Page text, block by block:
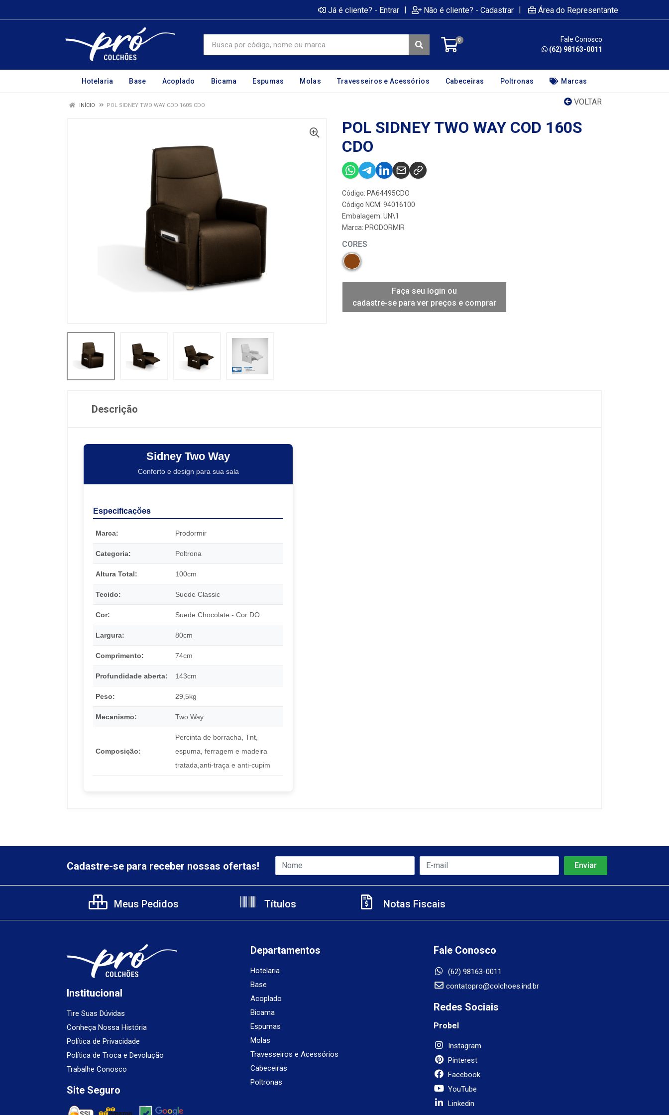
Já é cliente? - Entrar | Não é cliente? - Cadastrar | Área do Representante
0
Fale Conosco
(62) 98163-0011
Hotelaria Base Acoplado Bicama Espumas Molas Travesseiros e Acessórios Cabeceiras Poltronas Marcas
VOLTAR
INÍCIO POL SIDNEY TWO WAY COD 160S CDO
POL SIDNEY TWO WAY COD 160S
CDO
Código: PA64495CDO
Código NCM: 94016100
Embalagem: UN\1
Marca: PRODORMIR
CORES
Faça seu login ou
cadastre-se para ver preços e comprar
Descrição
Sidney Two Way
Conforto e design para sua sala
Especificações
Marca: Prodormir
Categoria: Poltrona
Altura Total: 100cm
Tecido: Suede Classic
Cor: Suede Chocolate - Cor DO
Largura: 80cm
Comprimento: 74cm
Profundidade aberta: 143cm
Peso: 29,5kg
Mecanismo: Two Way
Composição:
Percinta de borracha, Tnt,
espuma, ferragem e madeira
tratada,anti-traça e anti-cupim
Cadastre-se para receber nossas ofertas!
Meus Pedidos Títulos Notas Fiscais
Institucional
Tire Suas Dúvidas
Conheça Nossa História
Política de Privacidade
Política de Troca e Devolução
Trabalhe Conosco
Site Seguro
Departamentos
Hotelaria
Base
Acoplado
Bicama
Espumas
Molas
Travesseiros e Acessórios
Cabeceiras
Poltronas
Fale Conosco
(62) 98163-0011
contatopro@colchoes.ind.br
Redes Sociais
Probel
Instagram
Pinterest
Facebook
YouTube
Linkedin